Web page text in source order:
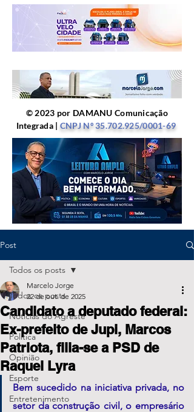
© 2023 por DAMANU Comunicação
Integrada | CNPJ Nº35.702.925/0001-69
Post
Todos os posts
Notícias do Agreste
Política
Opinião
Esporte
Entretenimento
Todos os posts
Candidato a deputado federal:
Ex-prefeito de Jupi, Marcos
Patriota, filia-se a PSD de
Raquel Lyra
Marcelo Jorge
22 de out. de 2025
Bem sucedido na iniciativa privada, no
setor da construção civil, o empresário